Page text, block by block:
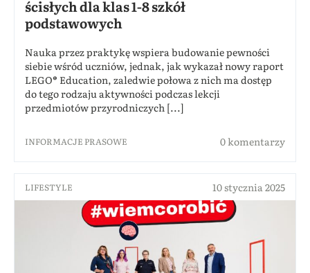
ścisłych dla klas 1-8 szkół
podstawowych
Nauka przez praktykę wspiera budowanie pewności
siebie wśród uczniów, jednak, jak wykazał nowy raport
LEGO® Education, zaledwie połowa z nich ma dostęp
do tego rodzaju aktywności podczas lekcji
przedmiotów przyrodniczych [...]
INFORMACJE PRASOWE 0 komentarzy
LIFESTYLE 10 stycznia 2025